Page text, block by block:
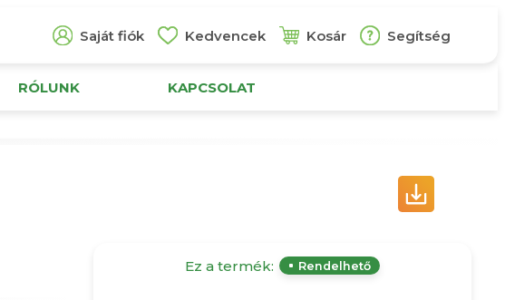
Saját fiók Kedvencek Kosár Segítség
RÓLUNK KAPCSOLAT
Ez a termék: Rendelhető